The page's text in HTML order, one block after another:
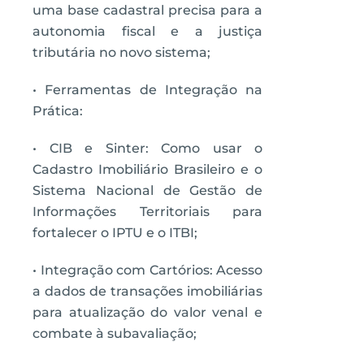
uma base cadastral precisa para a
autonomia fiscal e a justiça
tributária no novo sistema;
• Ferramentas de Integração na
Prática:
• CIB e Sinter: Como usar o
Cadastro Imobiliário Brasileiro e o
Sistema Nacional de Gestão de
Informações Territoriais para
fortalecer o IPTU e o ITBI;
• Integração com Cartórios: Acesso
a dados de transações imobiliárias
para atualização do valor venal e
combate à subavaliação;